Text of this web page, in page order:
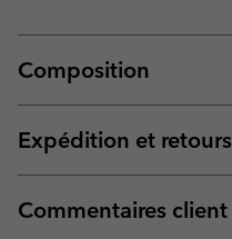
Composition
Expédition et retours
Commentaires client